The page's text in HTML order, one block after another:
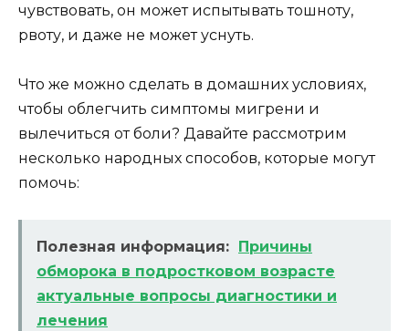
чувствовать, он может испытывать тошноту,
рвоту, и даже не может уснуть.
Что же можно сделать в домашних условиях,
чтобы облегчить симптомы мигрени и
вылечиться от боли? Давайте рассмотрим
несколько народных способов, которые могут
помочь:
Полезная информация: Причины
обморока в подростковом возрасте
актуальные вопросы диагностики и
лечения